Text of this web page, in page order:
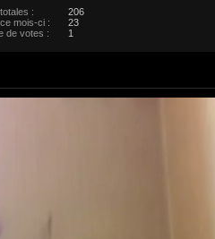
:
206
mois-ci :
23
de votes : 1